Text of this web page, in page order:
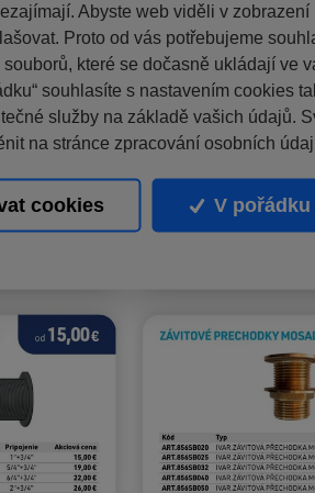
Abyste web viděli v zobrazení
Proto od vás potřebujeme
které se dočasně ukládají ve
souhlasíte s nastavením cookies
služby na základě vašich údajů.
na stránce zpracování osobních
cookies V pořádku